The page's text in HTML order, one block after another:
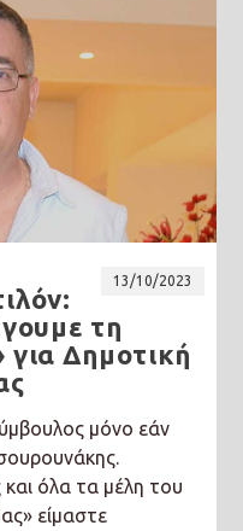
13/10/2023
τη
Δημοτική
μόνο εάν
όλα τα μέλη του
είμαστε